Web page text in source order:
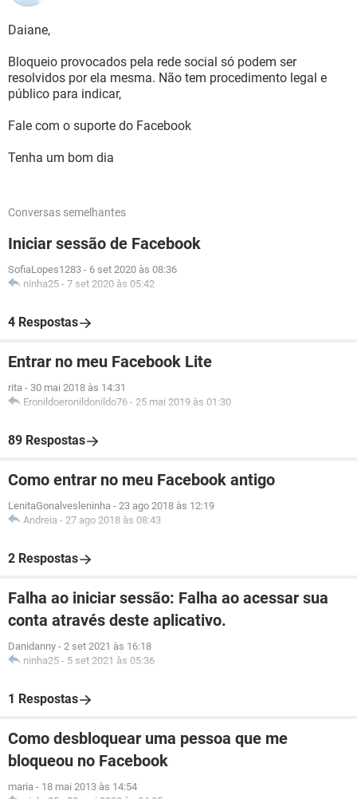
Daiane,
Bloqueio provocados pela rede social só podem ser
resolvidos por ela mesma. Não tem procedimento legal e
público para indicar,
Fale com o suporte do Facebook
Tenha um bom dia
Conversas semelhantes
Iniciar sessão de Facebook
SofiaLopes1283 - 6 set 2020 às 08:36
ninha25 - 7 set 2020 às 05:42
4 Respostas
Entrar no meu Facebook Lite
rita - 30 mai 2018 às 14:31
Eronildoeronildonildo76 - 25 mai 2019 às 01:30
89 Respostas
Como entrar no meu Facebook antigo
LenitaGonalvesleninha - 23 ago 2018 às 12:19
Andreia - 27 ago 2018 às 08:43
2 Respostas
Falha ao iniciar sessão: Falha ao acessar sua
conta através deste aplicativo.
Danidanny - 2 set 2021 às 16:18
ninha25 - 5 set 2021 às 05:36
1 Respostas
Como desbloquear uma pessoa que me
bloqueou no Facebook
maria - 18 mai 2013 às 14:54